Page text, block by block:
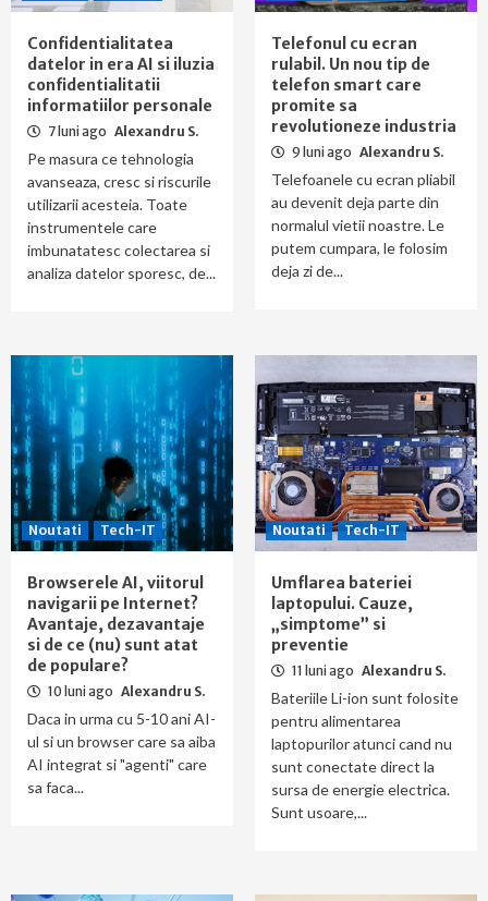
Confidentialitatea
datelor in era AI si iluzia
confidentialitatii
informatiilor personale
7 luni ago Alexandru S.
Pe masura ce tehnologia
avanseaza, cresc si riscurile
utilizarii acesteia. Toate
instrumentele care
imbunatatesc colectarea si
analiza datelor sporesc, de...
Telefonul cu ecran
rulabil. Un nou tip de
telefon smart care
promite sa
revolutioneze industria
9 luni ago Alexandru S.
Telefoanele cu ecran pliabil
au devenit deja parte din
normalul vietii noastre. Le
putem cumpara, le folosim
deja zi de...
Noutati Tech-IT
Browserele AI, viitorul
navigarii pe Internet?
Avantaje, dezavantaje
si de ce (nu) sunt atat
de populare?
10 luni ago Alexandru S.
Daca in urma cu 5-10 ani AI-
ul si un browser care sa aiba
AI integrat si "agenti" care
sa faca...
Noutati Tech-IT
Umflarea bateriei
laptopului. Cauze,
„simptome” si
preventie
11 luni ago Alexandru S.
Bateriile Li-ion sunt folosite
pentru alimentarea
laptopurilor atunci cand nu
sunt conectate direct la
sursa de energie electrica.
Sunt usoare,...